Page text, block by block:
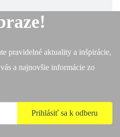
pravidelné aktuality a inšpirácie,
a najnovšie informácie zo